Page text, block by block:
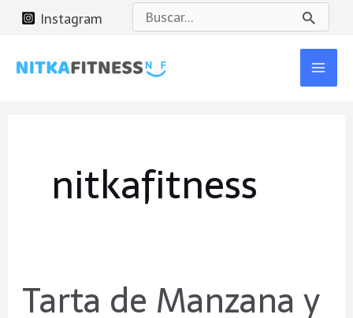
Instagram
Buscar
por:
nitkafitness
Tarta de Manzana y
Tarta
de